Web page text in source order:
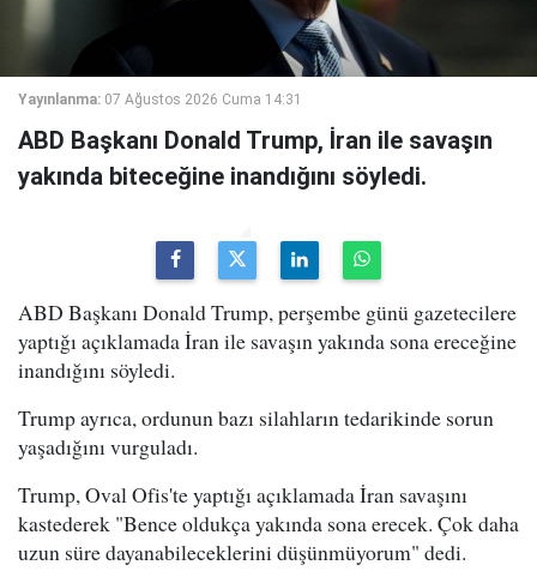
Yayınlanma: 07 Ağustos 2026 Cuma 14:31
ABD Başkanı Donald Trump, İran ile savaşın
yakında biteceğine inandığını söyledi.
ABD Başkanı Donald Trump, perşembe günü gazetecilere
yaptığı açıklamada İran ile savaşın yakında sona ereceğine
inandığını söyledi.
Trump ayrıca, ordunun bazı silahların tedarikinde sorun
yaşadığını vurguladı.
Trump, Oval Ofis'te yaptığı açıklamada İran savaşını
kastederek "Bence oldukça yakında sona erecek. Çok daha
uzun süre dayanabileceklerini düşünmüyorum" dedi.